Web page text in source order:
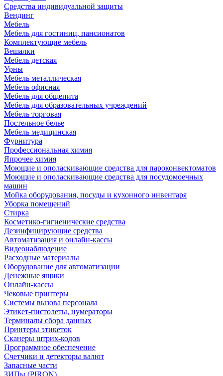
Средства индивидуальной защиты
Вендинг
Мебель
Мебель для гостиниц, пансионатов
Комплектующие мебель
Вешалки
Мебель детская
Урны
Мебель металлическая
Мебель офисная
Мебель для общепита
Мебель для образовательных учреждений
Мебель торговая
Постельное белье
Мебель медицинская
Фурнитура
Профессиональная химия
Япрочее химия
Моющие и ополаскивающие средства для пароконвектоматов
Моющие и ополаскивающие средства для посудомоечных
машин
Мойка оборудования, посуды и кухонного инвентаря
Уборка помещений
Стирка
Косметико-гигиенические средства
Дезинфицирующие средства
Автоматизация и онлайн-кассы
Видеонаблюдение
Расходные материалы
Оборудование для автоматизации
Денежные ящики
Онлайн-кассы
Чековые принтеры
Системы вызова персонала
Этикет-пистолеты, нумераторы
Терминалы сбора данных
Принтеры этикеток
Сканеры штрих-кодов
Программное обеспечение
Счетчики и детекторы валют
Запасные части
ЗИПы (PIRON)